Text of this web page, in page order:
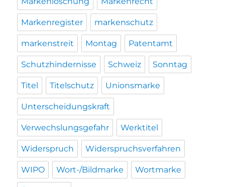
Markenregister markenschutz
markenstreit Montag Patentamt
Schutzhindernisse Schweiz Sonntag
Titel Titelschutz Unionsmarke
Unterscheidungskraft
Verwechslungsgefahr Werktitel
Widerspruch Widerspruchsverfahren
WIPO Wort-/Bildmarke Wortmarke